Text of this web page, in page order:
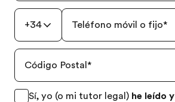
+34 Teléfono móvil o fijo*
Código Postal *
Sí, yo (o mi tutor legal) he leído y